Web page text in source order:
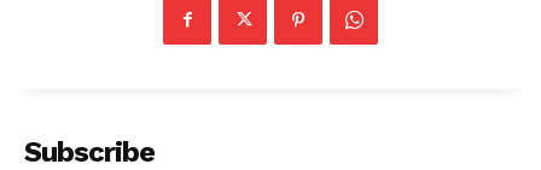
Subscribe